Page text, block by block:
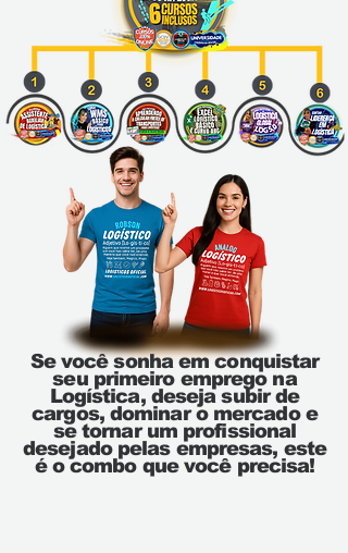
Se você sonha em conquistar
seu primeiro emprego na
Logística, deseja subir de
cargos, dominar o mercado e
se tornar um profissional
desejado pelas empresas, este
é o combo que você precisa!